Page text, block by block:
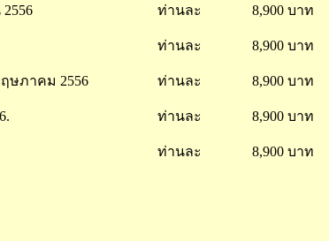
2556 ท่านละ 8,900 บาท
ท่านละ 8,900 บาท
ฤษภาคม 2556 ท่านละ 8,900 บาท
ท่านละ 8,900 บาท
ท่านละ 8,900 บาท